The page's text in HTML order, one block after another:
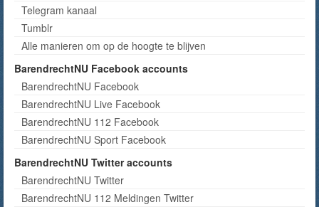
Telegram kanaal
Tumblr
Alle manieren om op de hoogte te blijven
BarendrechtNU Facebook accounts
BarendrechtNU Facebook
BarendrechtNU Live Facebook
BarendrechtNU 112 Facebook
BarendrechtNU Sport Facebook
BarendrechtNU Twitter accounts
BarendrechtNU Twitter
BarendrechtNU 112 Meldingen Twitter